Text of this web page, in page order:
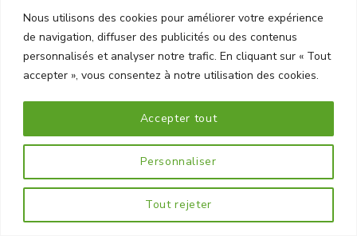
Nous utilisons des cookies pour améliorer votre expérience
de navigation, diffuser des publicités ou des contenus
personnalisés et analyser notre trafic. En cliquant sur « Tout
accepter », vous consentez à notre utilisation des cookies.
Personnaliser
Tout rejeter
Accepter tout
mechanische systeem elimineert effectief mollen
terwijl de lokale biodiversiteit behouden blijft.
Waarom zou je chemische oplossingen
: Chemicaliën kunnen de bodem en
het grondwater vervuilen.
Gevaar voor andere dieren: Huisdieren en wilde
dieren kunnen door deze giftige producten